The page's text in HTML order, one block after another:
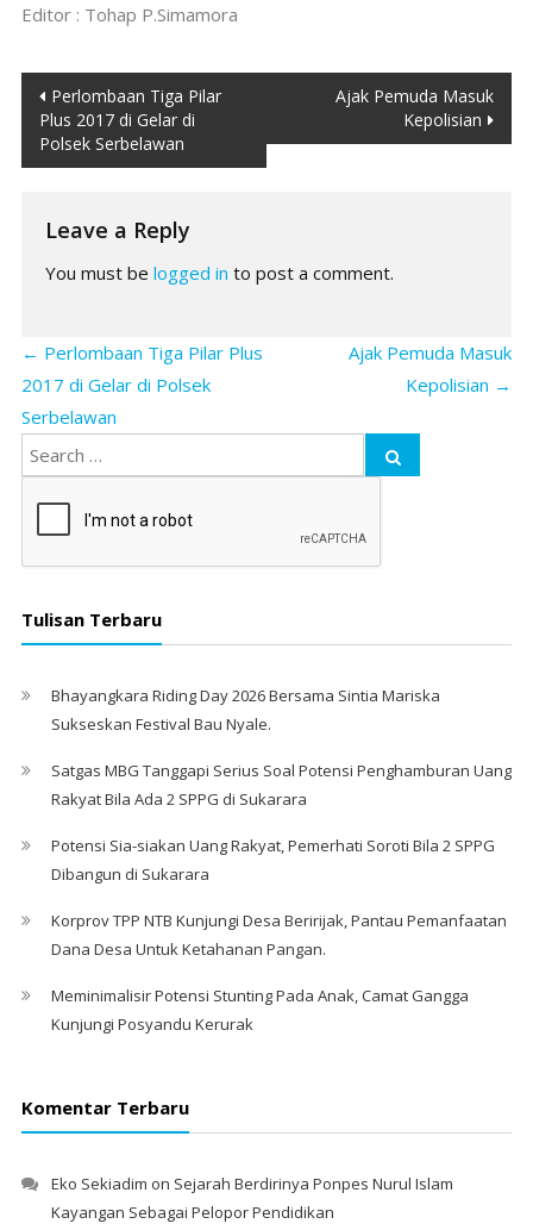
Editor : Tohap P.Simamora
Post
navigation
Perlombaan Tiga Pilar
Plus 2017 di Gelar di
Polsek Serbelawan
Ajak Pemuda Masuk
Kepolisian
Leave a Reply
You must be logged in to post a comment.
← Perlombaan Tiga Pilar Plus
2017 di Gelar di Polsek
Serbelawan
Ajak Pemuda Masuk
Kepolisian →
Tulisan Terbaru
Bhayangkara Riding Day 2026 Bersama Sintia Mariska
Sukseskan Festival Bau Nyale. ‎
Satgas MBG Tanggapi Serius Soal Potensi Penghamburan Uang
Rakyat Bila Ada 2 SPPG di Sukarara
Potensi Sia-siakan Uang Rakyat, Pemerhati Soroti Bila 2 SPPG
Dibangun di Sukarara
Korprov TPP NTB Kunjungi Desa Beririjak, Pantau Pemanfaatan
Dana Desa Untuk Ketahanan Pangan.
Meminimalisir Potensi Stunting Pada Anak, Camat Gangga
Kunjungi Posyandu Kerurak
Komentar Terbaru
Eko Sekiadim on Sejarah Berdirinya Ponpes Nurul Islam
Kayangan Sebagai Pelopor Pendidikan